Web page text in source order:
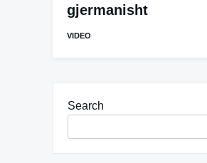
gjermanisht
VIDEO
Search